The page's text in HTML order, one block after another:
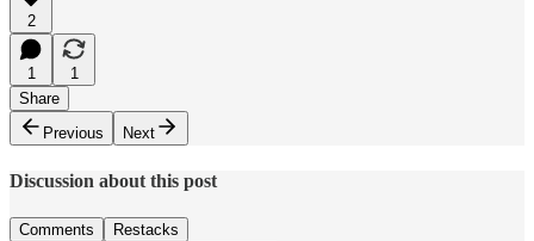
2
1
1
Share
Previous
Next
Discussion about this post
Comments Restacks